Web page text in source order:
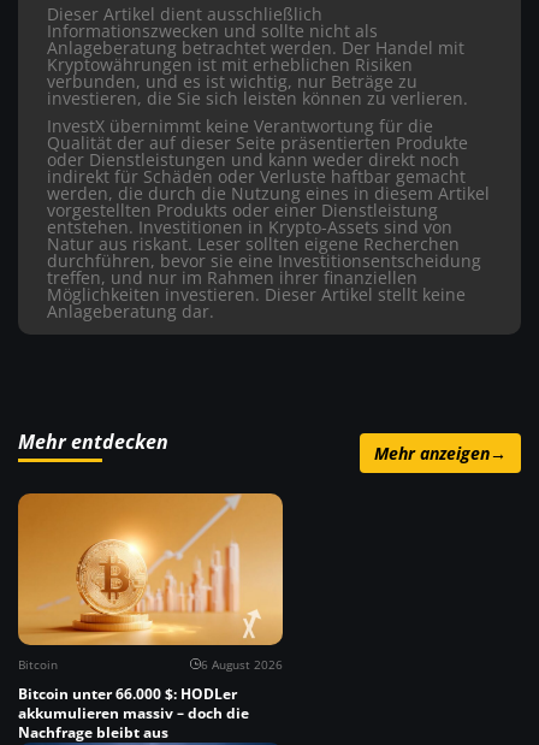
Dieser Artikel dient ausschließlich
Informationszwecken und sollte nicht als
Anlageberatung betrachtet werden. Der Handel mit
Kryptowährungen ist mit erheblichen Risiken
verbunden, und es ist wichtig, nur Beträge zu
investieren, die Sie sich leisten können zu verlieren.
InvestX übernimmt keine Verantwortung für die
Qualität der auf dieser Seite präsentierten Produkte
oder Dienstleistungen und kann weder direkt noch
indirekt für Schäden oder Verluste haftbar gemacht
werden, die durch die Nutzung eines in diesem Artikel
vorgestellten Produkts oder einer Dienstleistung
entstehen. Investitionen in Krypto-Assets sind von
Natur aus riskant. Leser sollten eigene Recherchen
durchführen, bevor sie eine Investitionsentscheidung
treffen, und nur im Rahmen ihrer finanziellen
Möglichkeiten investieren. Dieser Artikel stellt keine
Anlageberatung dar.
Mehr entdecken Mehr anzeigen→
Bitcoin 6 August 2026
Bitcoin unter 66.000 $: HODLer
akkumulieren massiv – doch die
Nachfrage bleibt aus